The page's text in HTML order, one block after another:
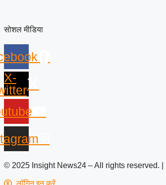
सोशल मीडिया
X-
© 2025 Insight News24 – All rights reserved. |